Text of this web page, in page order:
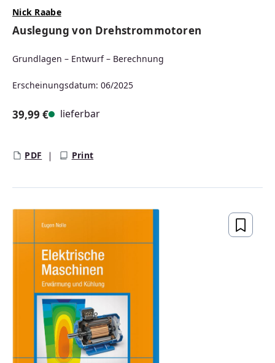
Nick Raabe
Auslegung von Drehstrommotoren
Grundlagen – Entwurf – Berechnung
Erscheinungsdatum: 06/2025
39,99 € lieferbar
PDF Print